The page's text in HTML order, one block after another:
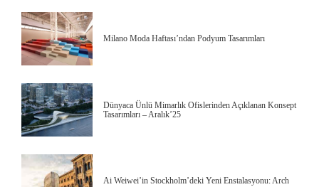
Milano Moda Haftası’ndan Podyum Tasarımları
Dünyaca Ünlü Mimarlık Ofislerinden Açıklanan Konsept
Tasarımları – Aralık’25
Ai Weiwei’in Stockholm’deki Yeni Enstalasyonu: Arch